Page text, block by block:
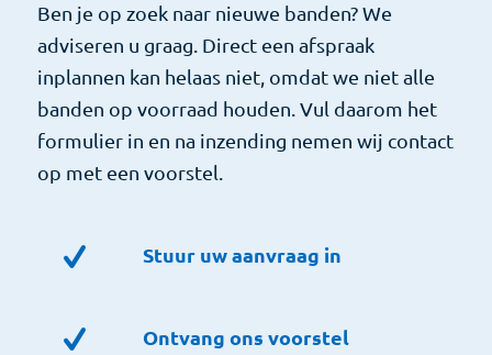
Ben je op zoek naar nieuwe banden? We
adviseren u graag. Direct een afspraak
inplannen kan helaas niet, omdat we niet alle
banden op voorraad houden. Vul daarom het
formulier in en na inzending nemen wij contact
op met een voorstel.
Stuur uw aanvraag in
Ontvang ons voorstel